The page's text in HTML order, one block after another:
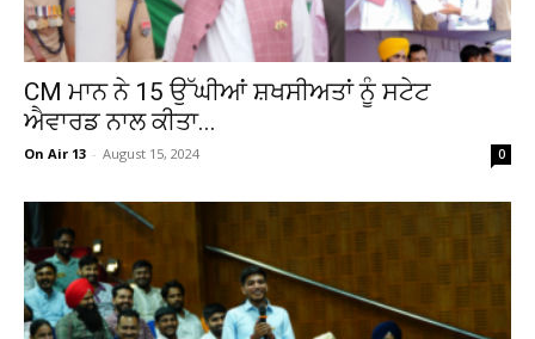
CM ਮਾਨ ਨੇ 15 ਉੱਘੀਆਂ ਸ਼ਖਸੀਅਤਾਂ ਨੂੰ ਸਟੇਟ
ਐਵਾਰਡ ਨਾਲ ਕੀਤਾ...
On Air 13 - August 15, 2024 0